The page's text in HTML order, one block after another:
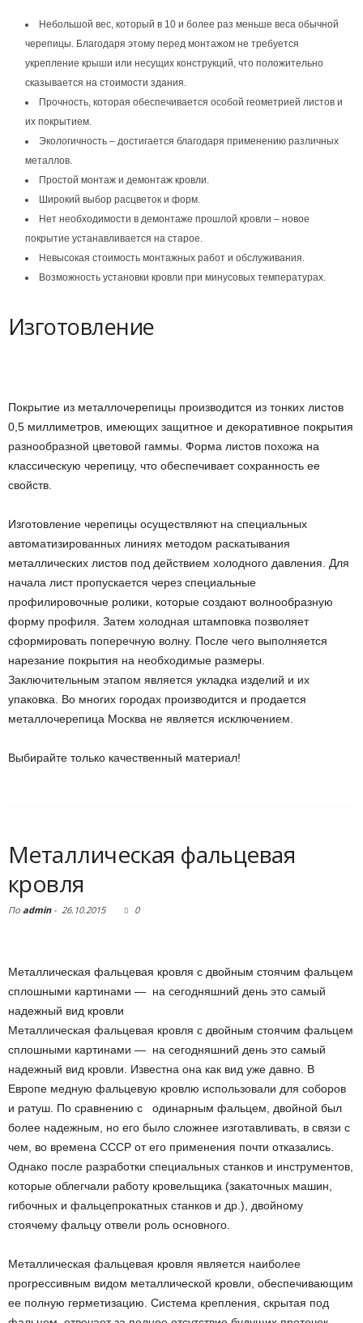
Небольшой вес, который в 10 и более раз меньше веса обычной
черепицы. Благодаря этому перед монтажом не требуется
укрепление крыши или несущих конструкций, что положительно
сказывается на стоимости здания.
Прочность, которая обеспечивается особой геометрией листов и
их покрытием.
Экологичность – достигается благодаря применению различных
металлов.
Простой монтаж и демонтаж кровли.
Широкий выбор расцветок и форм.
Нет необходимости в демонтаже прошлой кровли – новое
покрытие устанавливается на старое.
Невысокая стоимость монтажных работ и обслуживания.
Возможность установки кровли при минусовых температурах.
Изготовление
Покрытие из металлочерепицы производится из тонких листов
0,5 миллиметров, имеющих защитное и декоративное покрытия
разнообразной цветовой гаммы. Форма листов похожа на
классическую черепицу, что обеспечивает сохранность ее
свойств.
Изготовление черепицы осуществляют на специальных
автоматизированных линиях методом раскатывания
металлических листов под действием холодного давления. Для
начала лист пропускается через специальные
профилировочные ролики, которые создают волнообразную
форму профиля. Затем холодная штамповка позволяет
сформировать поперечную волну. После чего выполняется
нарезание покрытия на необходимые размеры.
Заключительным этапом является укладка изделий и их
упаковка. Во многих городах производится и продается
металлочерепица Москва не является исключением.
Выбирайте только качественный материал!
Металлическая фальцевая
кровля
По admin- 26.10.2015 0
Металлическая фальцевая кровля с двойным стоячим фальцем
сплошными картинами — на сегодняшний день это самый
надежный вид кровли
Металлическая фальцевая кровля с двойным стоячим фальцем
сплошными картинами — на сегодняшний день это самый
надежный вид кровли. Известна она как вид уже давно. В
Европе медную фальцевую кровлю использовали для соборов
и ратуш. По сравнению с одинарным фальцем, двойной был
более надежным, но его было сложнее изготавливать, в связи с
чем, во времена СССР от его применения почти отказались.
Однако после разработки специальных станков и инструментов,
которые облегчали работу кровельщика (закаточных машин,
гибочных и фальцепрокатных станков и др.), двойному
стоячему фальцу отвели роль основного.
Металлическая фальцевая кровля является наиболее
прогрессивным видом металлической кровли, обеспечивающим
ее полную герметизацию. Система крепления, скрытая под